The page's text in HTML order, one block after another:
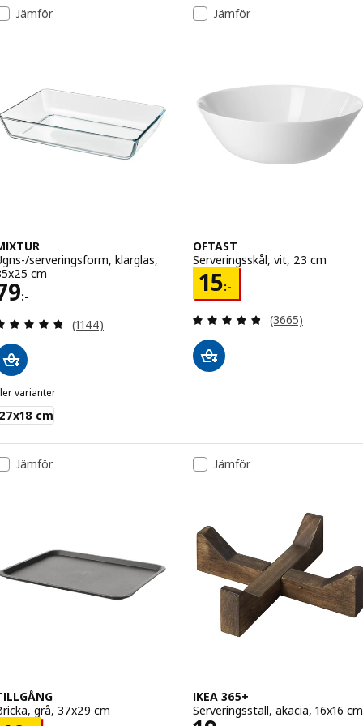
Jämför
serveringsform, klarglas,
cm
:- 79:-
Recensera: 4.7 utav 5 stjärnor. Totalt antal
(1144)
varianter
cm
Jämför
OFTAST
Serveringsskål, vit, 23 cm
15:-
Pris 15:-
Recensera:
(3665)
Jämför
grå, 37x29 cm
Jämför
IKEA 365+
Serveringsställ, akacia, 16x16 cm